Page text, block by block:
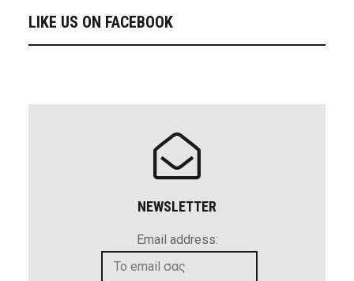
LIKE US ON FACEBOOK
NEWSLETTER
Email address: